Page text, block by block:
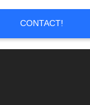
CONTACT!